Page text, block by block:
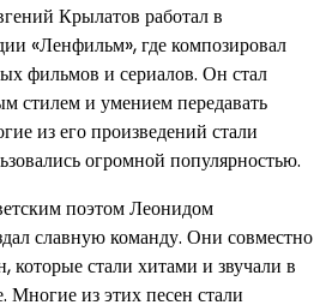
Крылатов работал в
«Ленфильм», где композировал
фильмов и сериалов. Он стал
стилем и умением передавать
из его произведений стали
огромной популярностью.
поэтом Леонидом
славную команду. Они совместно
которые стали хитами и звучали в
Многие из этих песен стали